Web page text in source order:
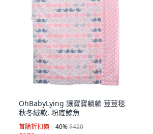
OhBabyLying 讓寶寶躺躺 荳荳毯
秋冬絨款, 粉底鯨魚
首購折扣價 40%$420